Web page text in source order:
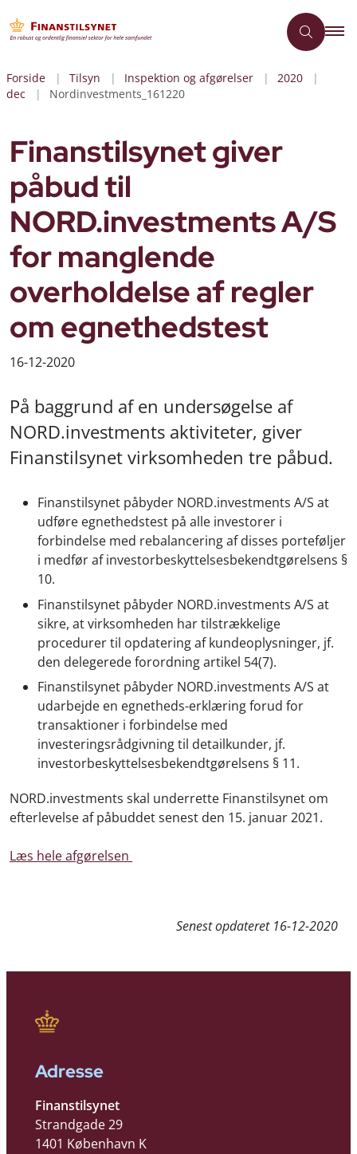
Forside Tilsyn Inspektion og afgørelser
2020
dec
Nordinvestments_161220
Finanstilsynet giver
påbud til
NORD.investments A/S
for manglende
overholdelse af regler
om egnethedstest
16-12-2020
På baggrund af en undersøgelse af
NORD.investments aktiviteter, giver
Finanstilsynet virksomheden tre påbud.
Finanstilsynet påbyder NORD.investments A/S at
udføre egnethedstest på alle investorer i
forbindelse med rebalancering af disses porteføljer
i medfør af investorbeskyttelsesbekendtgørelsens §
10.
Finanstilsynet påbyder NORD.investments A/S at
sikre, at virksomheden har tilstrækkelige
procedurer til opdatering af kundeoplysninger, jf.
den delegerede forordning artikel 54(7).
Finanstilsynet påbyder NORD.investments A/S at
udarbejde en egnetheds-erklæring forud for
transaktioner i forbindelse med
investeringsrådgivning til detailkunder, jf.
investorbeskyttelsesbekendtgørelsens § 11.
NORD.investments skal underrette Finanstilsynet om
efterlevelse af påbuddet senest den 15. januar 2021.
Læs hele afgørelsen
Senest opdateret 16-12-2020
Adresse
Finanstilsynet
Strandgade 29
1401 København K